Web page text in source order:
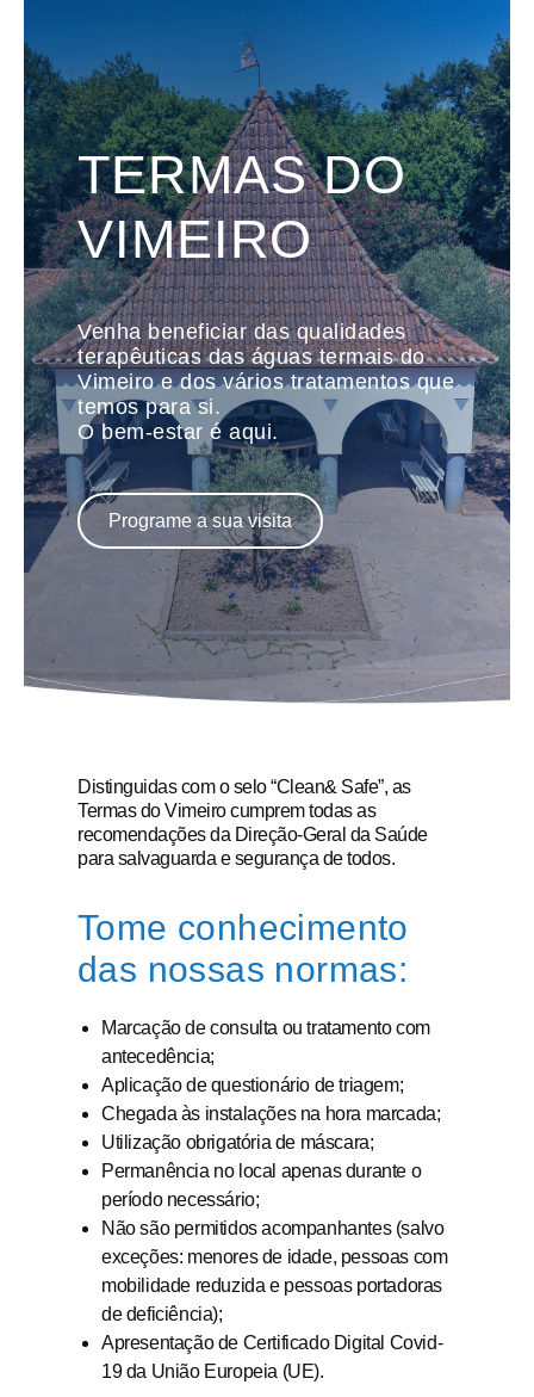
TERMAS DO
VIMEIRO
Venha beneficiar das qualidades
terapêuticas das águas termais do
Vimeiro e dos vários tratamentos que
temos para si.
O bem-estar é aqui.
Programe a sua visita
Distinguidas com o selo “Clean& Safe”, as
Termas do Vimeiro cumprem todas as
recomendações da Direção-Geral da Saúde
para salvaguarda e segurança de todos.
Tome conhecimento
das nossas normas:
Marcação de consulta ou tratamento com
antecedência;
Aplicação de questionário de triagem;
Chegada às instalações na hora marcada;
Utilização obrigatória de máscara;
Permanência no local apenas durante o
período necessário;
Não são permitidos acompanhantes (salvo
exceções: menores de idade, pessoas com
mobilidade reduzida e pessoas portadoras
de deficiência);
Apresentação de Certificado Digital Covid-
19 da União Europeia (UE).